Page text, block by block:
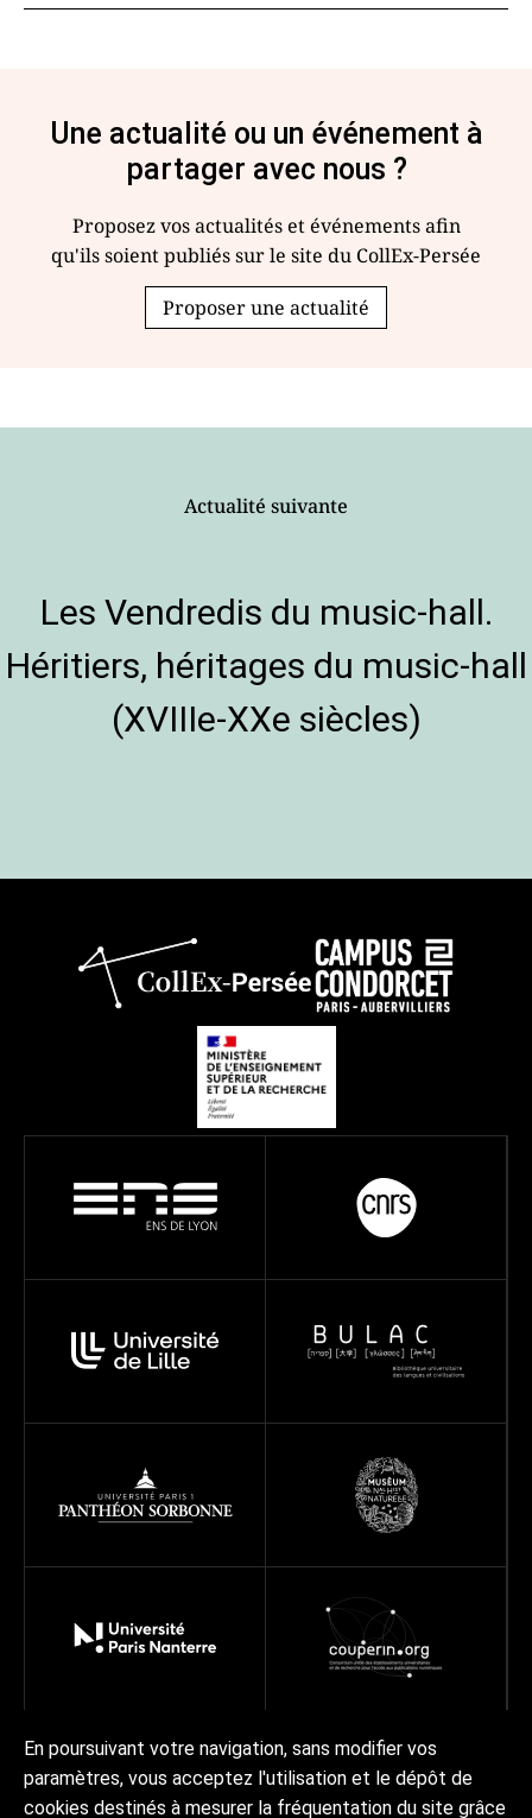
Une actualité ou un événement à
partager avec nous ?
Proposez vos actualités et événements afin
qu'ils soient publiés sur le site du CollEx-Persée
Proposer une actualité
Actualité suivante
Les Vendredis du music-hall.
Héritiers, héritages du music-hall
(XVIIIe-XXe siècles)
Réseau Projets Ressources À propos
En poursuivant votre navigation, sans modifier vos
paramètres, vous acceptez l'utilisation et le dépôt de
cookies destinés à mesurer la fréquentation du site grâce